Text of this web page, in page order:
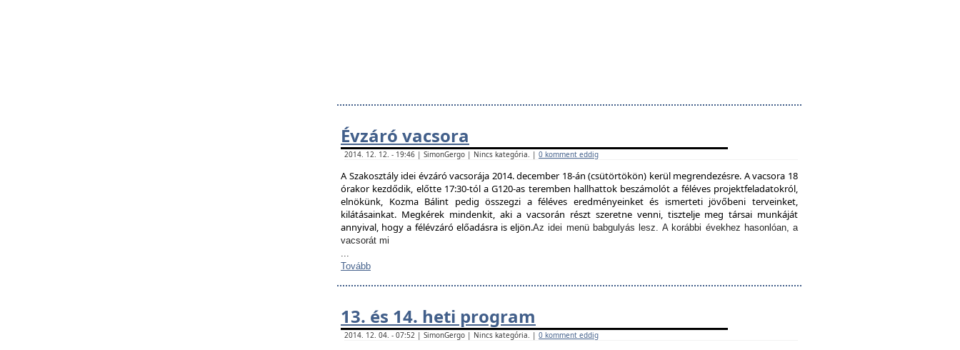
Évzáró vacsora
2014. 12. 12. - 19:46 | SimonGergo | Nincs kategória. | 0 komment eddig
A Szakosztály idei évzáró vacsorája 2014. december 18-án (csütörtökön) kerül megrendezésre. A vacsora 18
órakor kezdődik, előtte 17:30-tól a G120-as teremben hallhattok beszámolót a féléves projektfeladatokról,
elnökünk, Kozma Bálint pedig összegzi a féléves eredményeinket és ismerteti jövőbeni terveinket,
kilátásainkat. Megkérek mindenkit, aki a vacsorán részt szeretne venni, tisztelje meg társai munkáját
annyival, hogy a félévzáró előadásra is eljön.Az idei menü babgulyás lesz.A korábbi évekhez hasonlóan, a
vacsorát mi
...
Tovább
13. és 14. heti program
2014. 12. 04. - 07:52 | SimonGergo | Nincs kategória. | 0 komment eddig